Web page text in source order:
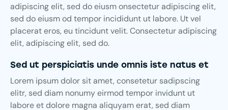
adipiscing elit, sed do eiusm onsectetur adipiscing elit,
sed do eiusm od tempor incididunt ut labore. Ut vel
placerat eros, eu tincidunt velit. Consectetur adipiscing
elit, adipiscing elit, sed do.
Sed ut perspiciatis unde omnis iste natus et
Lorem ipsum dolor sit amet, consetetur sadipscing
elitr, sed diam nonumy eirmod tempor invidunt ut
labore et dolore magna aliquyam erat, sed diam